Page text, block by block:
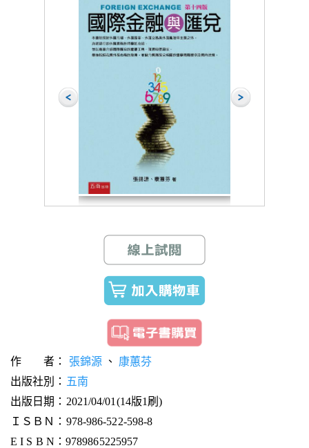
作 者： 張錦源 、 康蕙芬
出版社別： 五南
出版日期：2021/04/01(14版1刷)
ＩＳＢＮ：978-986-522-598-8
E I S B N：9789865225957